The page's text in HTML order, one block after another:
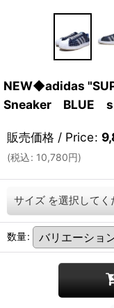
NEW◆adidas
Sneaker BLUE
販売価格 / Price:
(税込: 10,780円)
サイズ を選択してく
数量: